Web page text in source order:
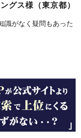
グス様（東京都）
識がなく疑問もあった